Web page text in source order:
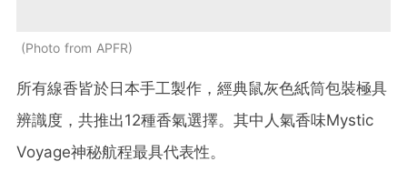
Photo from APFR
所有線香皆於日本手工製作，經典鼠灰色紙筒包裝極具
辨識度，共推出12種香氣選擇。其中人氣香味Mystic
Voyage神秘航程最具代表性。